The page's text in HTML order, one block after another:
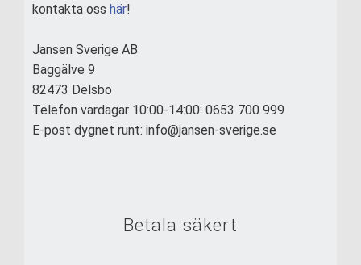
kontakta oss här!
Jansen Sverige AB
Baggälve 9
82473 Delsbo
Telefon vardagar 10:00-14:00: 0653 700 999
E-post dygnet runt: info@jansen-sverige.se
Betala säkert